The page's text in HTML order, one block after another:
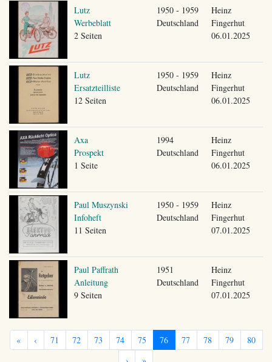
Lutz
Werbeblatt
2 Seiten
1950 - 1959
Deutschland
Heinz
Fingerhut
06.01.2025
Lutz
Ersatzteilliste
12 Seiten
1950 - 1959
Deutschland
Heinz
Fingerhut
06.01.2025
Axa
Prospekt
1 Seite
1994
Deutschland
Heinz
Fingerhut
06.01.2025
Paul Muszynski
Infoheft
11 Seiten
1950 - 1959
Deutschland
Heinz
Fingerhut
07.01.2025
Paul Paffrath
Anleitung
9 Seiten
1951
Deutschland
Heinz
Fingerhut
07.01.2025
« ‹ 71 72 73 74 75 76 77 78 79
80
›
»